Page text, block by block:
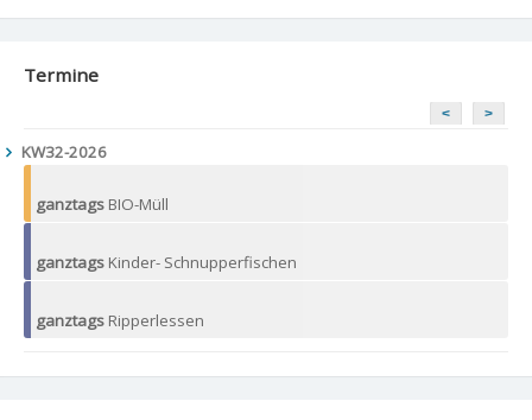
Termine
< >
KW32-2026
ganztags BIO-Müll
ganztags Kinder- Schnupperfischen
ganztags Ripperlessen